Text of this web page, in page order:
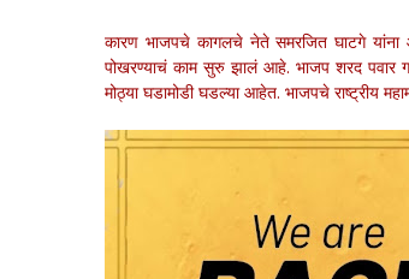
कारण भाजपचे कागलचे नेते समरजित घाटगे यांना
पोखरण्याचं काम सुरु झालं आहे. भाजप शरद पवार
मोठ्या घडामोडी घडल्या आहेत. भाजपचे राष्ट्रीय